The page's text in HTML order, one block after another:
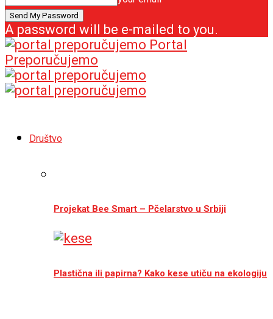
A password will be e-mailed to you.
Portal
Preporučujemo
Društvo
Projekat Bee Smart – Pčelarstvo u Srbiji
Plastična ili papirna? Kako kese utiču na ekologiju